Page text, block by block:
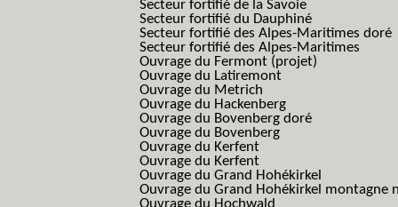
Secteur fortifié de la Savoie
Secteur fortifié du Dauphiné
Secteur fortifié des Alpes-Maritimes doré
Secteur fortifié des Alpes-Maritimes
Ouvrage du Fermont (projet)
Ouvrage du Latiremont
Ouvrage du Metrich
Ouvrage du Hackenberg
Ouvrage du Bovenberg doré
Ouvrage du Bovenberg
Ouvrage du Kerfent
Ouvrage du Kerfent
Ouvrage du Grand Hohékirkel
Ouvrage du Grand Hohékirkel montagne
Ouvrage du Hochwald